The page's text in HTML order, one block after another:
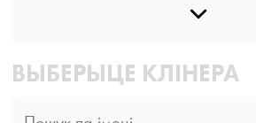
ВЫБЕРЫЦЕ КЛІНЕРА